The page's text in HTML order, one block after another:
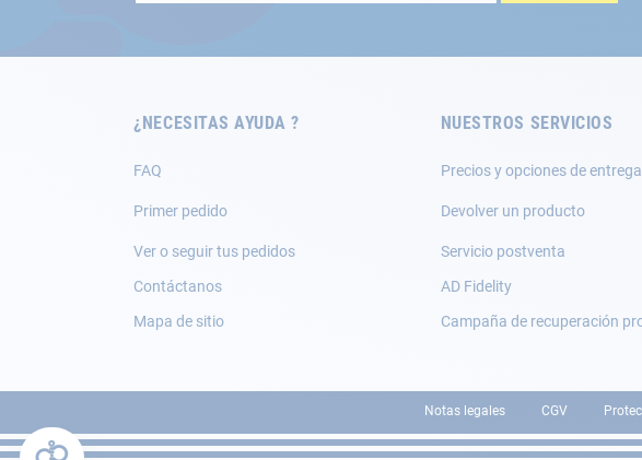
de
¿NECESITAS AYUDA ?
FAQ
Primer pedido
Ver o seguir tus pedidos
Contáctanos
Mapa de sitio
NUESTROS SERVICIOS
Precios y opciones de entrega
Devolver un producto
Servicio postventa
AD Fidelity
Campaña de recuperación
Notas legales CGV